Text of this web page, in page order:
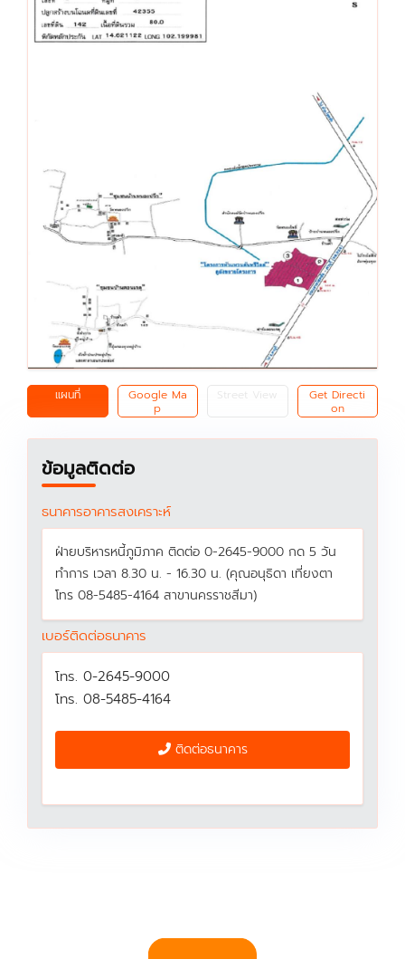
แผนที่
Google Ma
p
Street View
Get Directi
on
ข้อมูลติดต่อ
ธนาคารอาคารสงเคราะห์
ฝ่ายบริหารหนี้ภูมิภาค ติดต่อ 0-2645-9000 กด 5 วัน
ทำการ เวลา 8.30 น. - 16.30 น. (คุณอนุธิดา เที่ยงตา
โทร 08-5485-4164 สาขานครราชสีมา)
เบอร์ติดต่อธนาคาร
โทร. 0-2645-9000
โทร. 08-5485-4164
ติดต่อธนาคาร